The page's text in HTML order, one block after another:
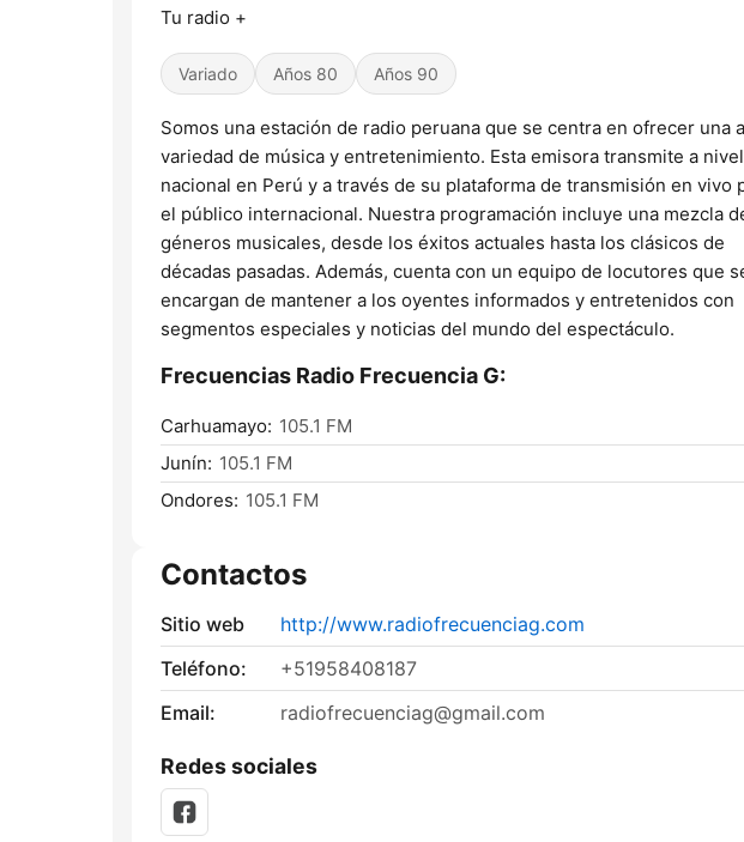
Tu radio +
Variado Años 80 Años 90
Somos una estación de radio peruana que se centra en ofrecer una
variedad de música y entretenimiento. Esta emisora transmite a nivel
nacional en Perú y a través de su plataforma de transmisión en vivo
el público internacional. Nuestra programación incluye una mezcla
géneros musicales, desde los éxitos actuales hasta los clásicos de
décadas pasadas. Además, cuenta con un equipo de locutores que
encargan de mantener a los oyentes informados y entretenidos con
segmentos especiales y noticias del mundo del espectáculo.
Frecuencias Radio Frecuencia G:
Carhuamayo: 105.1 FM
Junín: 105.1 FM
Ondores: 105.1 FM
Contactos
Sitio web
http://www.radiofrecuenciag.com
Teléfono:
+51958408187
Email:
radiofrecuenciag@gmail.com
Redes sociales